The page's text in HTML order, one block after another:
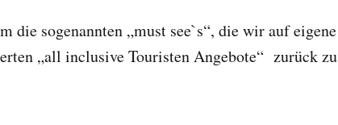
die sogenannten „must see`s“, die wir auf eigene
„all inclusive Touristen Angebote“ zurück zu